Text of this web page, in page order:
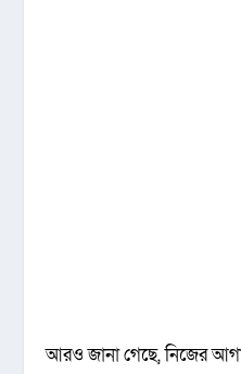
আরও জানা গেছে, নিজের